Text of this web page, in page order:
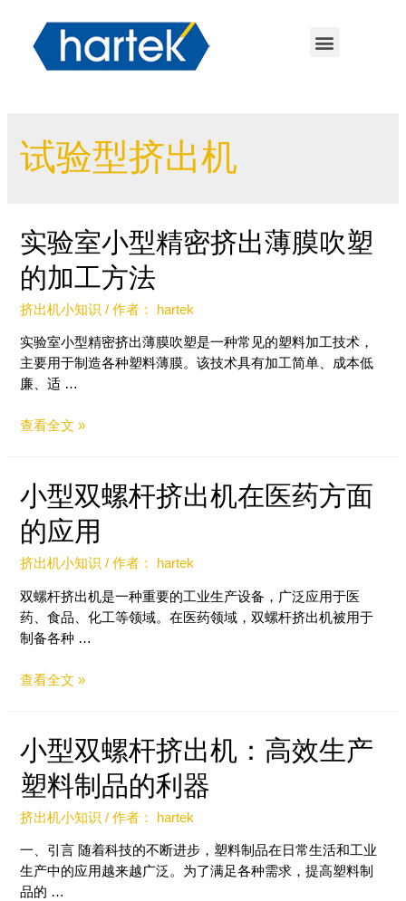
试验型挤出机
实验室小型精密挤出薄膜吹塑
的加工方法
挤出机小知识 / 作者： hartek
实验室小型精密挤出薄膜吹塑是一种常见的塑料加工技术，
主要用于制造各种塑料薄膜。该技术具有加工简单、成本低
廉、适 …
查看全文 »
小型双螺杆挤出机在医药方面
的应用
挤出机小知识 / 作者： hartek
双螺杆挤出机是一种重要的工业生产设备，广泛应用于医
药、食品、化工等领域。在医药领域，双螺杆挤出机被用于
制备各种 …
查看全文 »
小型双螺杆挤出机：高效生产
塑料制品的利器
挤出机小知识 / 作者： hartek
一、引言 随着科技的不断进步，塑料制品在日常生活和工业
生产中的应用越来越广泛。为了满足各种需求，提高塑料制
品的 …